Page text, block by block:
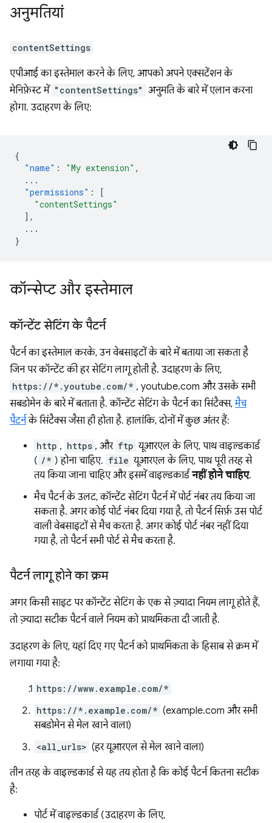
अनुमतियां
contentSettings
एपीआई का इस्तेमाल करने के लिए, आपको अपने एक्सटेंशन के
मेनिफ़ेस्ट में "contentSettings" अनुमति के बारे में एलान करना
होगा. उदाहरण के लिए:
{
"name" : "My extension" ,
...
"permissions" :
[
"contentSettings"
],
...
}
कॉन्सेप्ट और इस्तेमाल
कॉन्टेंट सेटिंग के पैटर्न
पैटर्न का इस्तेमाल करके, उन वेबसाइटों के बारे में बताया जा सकता है
जिन पर कॉन्टेंट की हर सेटिंग लागू होती है. उदाहरण के लिए,
https://*.youtube.com/* , youtube.com और उसके सभी
सबडोमेन के बारे में बताता है. कॉन्टेंट सेटिंग के पैटर्न का सिंटैक्स,मैच
पैटर्नके सिंटैक्स जैसा ही होता है. हालांकि, दोनों में कुछ अंतर हैं:
http , https , और ftp यूआरएल के लिए, पाथ वाइल्डकार्ड
( /* ) होना चाहिए. file यूआरएल के लिए, पाथ पूरी तरह से
तय किया जाना चाहिए और इसमें वाइल्डकार्ड नहीं होने चाहिए.
मैच पैटर्न के उलट, कॉन्टेंट सेटिंग पैटर्न में पोर्ट नंबर तय किया जा
सकता है. अगर कोई पोर्ट नंबर दिया गया है, तो पैटर्न सिर्फ़ उस पोर्ट
वाली वेबसाइटों से मैच करता है. अगर कोई पोर्ट नंबर नहीं दिया
गया है, तो पैटर्न सभी पोर्ट से मैच करता है.
पैटर्न लागू होने का क्रम
अगर किसी साइट पर कॉन्टेंट सेटिंग के एक से ज़्यादा नियम लागू होते हैं,
तो ज़्यादा सटीक पैटर्न वाले नियम को प्राथमिकता दी जाती है.
उदाहरण के लिए, यहां दिए गए पैटर्न को प्राथमिकता के हिसाब से क्रम में
लगाया गया है:
https://www.example.com/*
https://*.example.com/* (example.com और सभी
सबडोमेन से मेल खाने वाला)
<all_urls> (हर यूआरएल से मेल खाने वाला)
तीन तरह के वाइल्डकार्ड से यह तय होता है कि कोई पैटर्न कितना सटीक
है:
पोर्ट में वाइल्डकार्ड (उदाहरण के लिए,